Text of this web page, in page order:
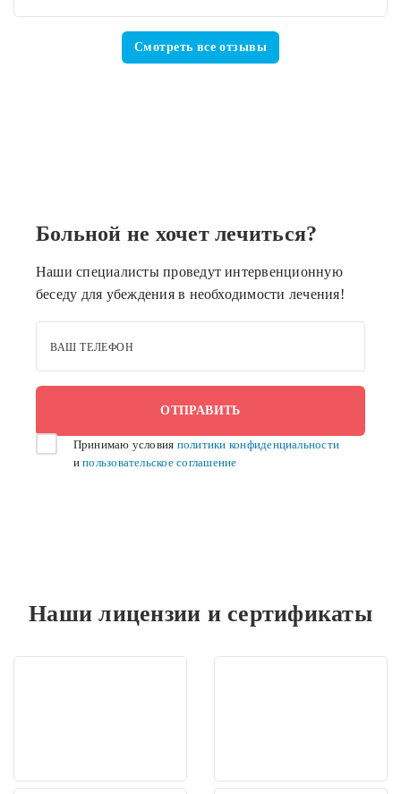
Смотреть все отзывы
Больной не хочет лечиться?
Наши специалисты проведут интервенционную
беседу для убеждения в необходимости лечения!
ВАШ ТЕЛЕФОН
Принимаю условия политики конфиденциальности
ипользовательское соглашение
Наши лицензии и сертификаты